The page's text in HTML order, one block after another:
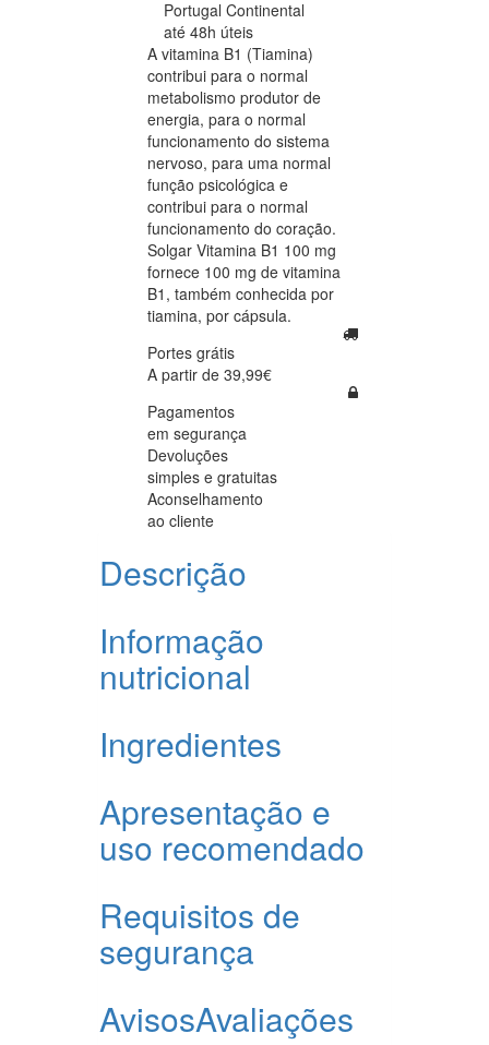
Portugal Continental
até 48h úteis
A vitamina B1 (Tiamina)
contribui para o normal
metabolismo produtor de
energia, para o normal
funcionamento do sistema
nervoso, para uma normal
função psicológica e
contribui para o normal
funcionamento do coração.
Solgar Vitamina B1 100 mg
fornece 100 mg de vitamina
B1, também conhecida por
tiamina, por cápsula.
Portes grátis
A partir de 39,99€
Pagamentos
em segurança
Devoluções
simples e gratuitas
Aconselhamento
ao cliente
Descrição
Informação
nutricional
Ingredientes
Apresentação e
uso recomendado
Requisitos de
segurança
AvisosAvaliações